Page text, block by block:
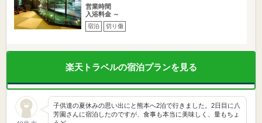
営業時間
入浴料金 ～
宿泊 切り傷
楽天トラベルの宿泊プランを見る
子供達の夏休みの思い出にと熊本へ2泊で行きました。2日目に八
芳園さんに宿泊したのですが、食事も本当に美味しく、量もちょ